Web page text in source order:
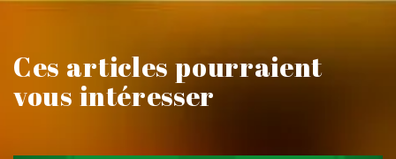
Ces articles pourraient
vous intéresser